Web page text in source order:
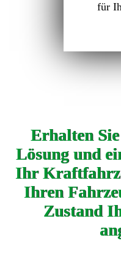
für
Erhalten
Lösung und
Ihr
Ihren
Zustand